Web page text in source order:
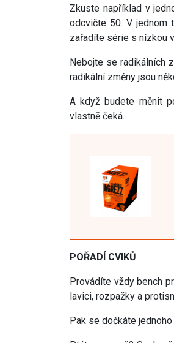
Zkuste například v
odcvičte 50. V jednom
zařadíte série s nízkou
Nebojte se radikálních
radikální změny jsou
A když budete měnit
vlastně čeká.
POŘADÍ CVIKŮ
Provádíte vždy bench
lavici, rozpažky a
Pak se dočkáte